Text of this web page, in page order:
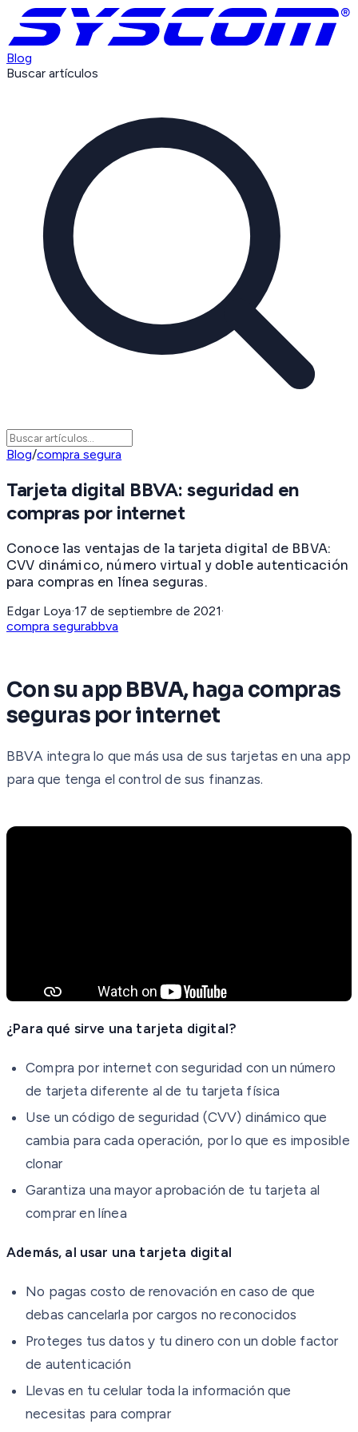
Blog
Buscar artículos
Blog/compra segura
Tarjeta digital BBVA: seguridad en
compras por internet
Conoce las ventajas de la tarjeta digital de BBVA:
CVV dinámico, número virtual y doble autenticación
para compras en línea seguras.
Edgar Loya·17 de septiembre de 2021·
compra segurabbva
Con su app BBVA, haga compras
seguras por internet
BBVA integra lo que más usa de sus tarjetas en una app
para que tenga el control de sus finanzas.
¿Para qué sirve una tarjeta digital?
Compra por internet con seguridad con un número
de tarjeta diferente al de tu tarjeta física
Use un código de seguridad (CVV) dinámico que
cambia para cada operación, por lo que es imposible
clonar
Garantiza una mayor aprobación de tu tarjeta al
comprar en línea
Además, al usar una tarjeta digital
No pagas costo de renovación en caso de que
debas cancelarla por cargos no reconocidos
Proteges tus datos y tu dinero con un doble factor
de autenticación
Llevas en tu celular toda la información que
necesitas para comprar